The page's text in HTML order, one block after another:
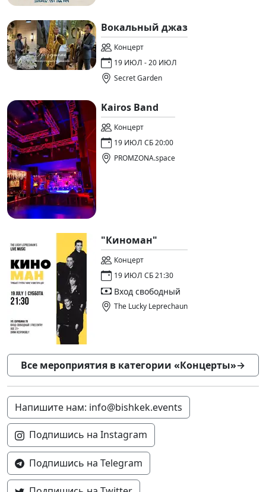
Вокальный джаз
Концерт
19 ИЮЛ - 20 ИЮЛ
Secret Garden
Kairos Band
Концерт
19 ИЮЛ СБ 20:00
PROMZONA.space
"Киноман"
Концерт
19 ИЮЛ СБ 21:30
Вход свободный
The Lucky Leprechaun
Все мероприятия в категории «Концерты»→
Напишите нам: info@bishkek.events
Подпишись на Instagram
Подпишись на Telegram